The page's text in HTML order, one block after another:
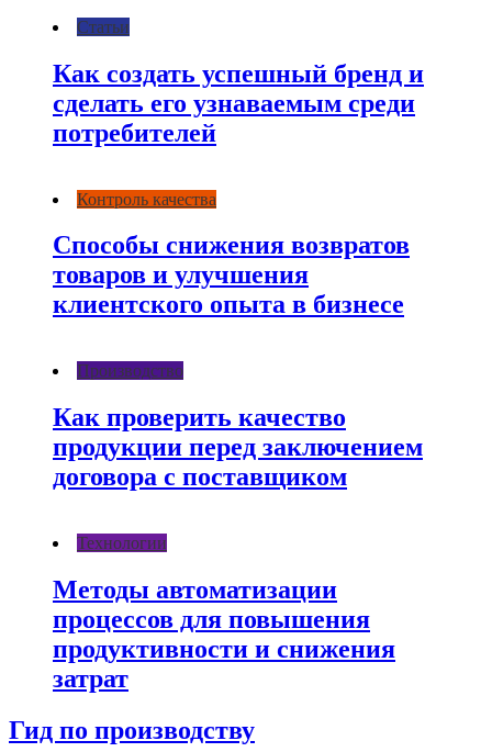
Статьи
Как создать успешный бренд и
сделать его узнаваемым среди
потребителей
Контроль качества
Способы снижения возвратов
товаров и улучшения
клиентского опыта в бизнесе
Производство
Как проверить качество
продукции перед заключением
договора с поставщиком
Технологии
Методы автоматизации
процессов для повышения
продуктивности и снижения
затрат
Гид по производству